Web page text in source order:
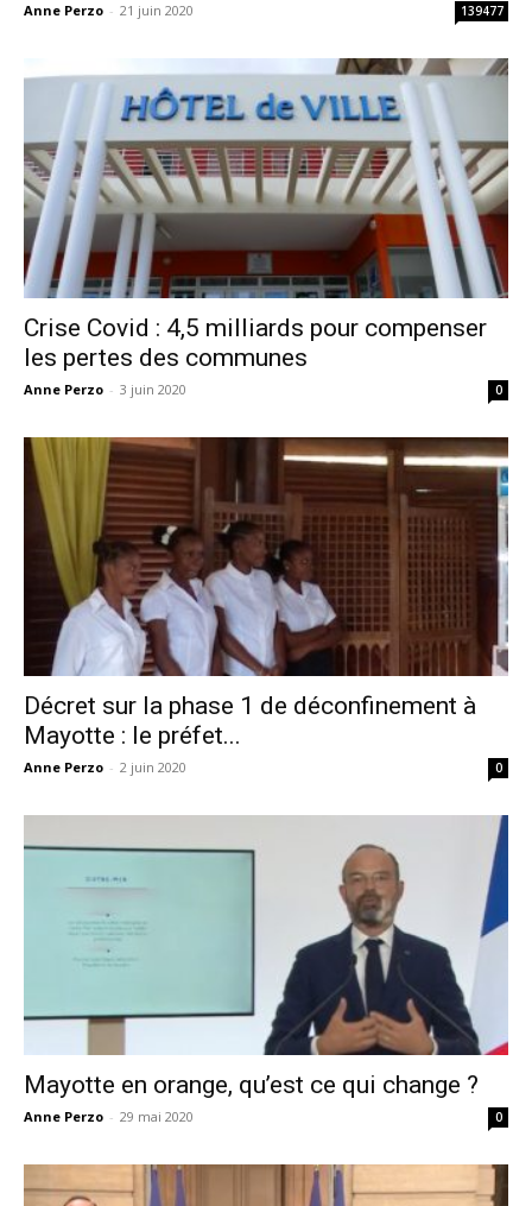
Anne Perzo - 21 juin 2020 139477
Crise Covid : 4,5 milliards pour compenser
les pertes des communes
Anne Perzo - 3 juin 2020 0
Décret sur la phase 1 de déconfinement à
Mayotte : le préfet...
Anne Perzo - 2 juin 2020 0
Mayotte en orange, qu’est ce qui change ?
Anne Perzo - 29 mai 2020 0